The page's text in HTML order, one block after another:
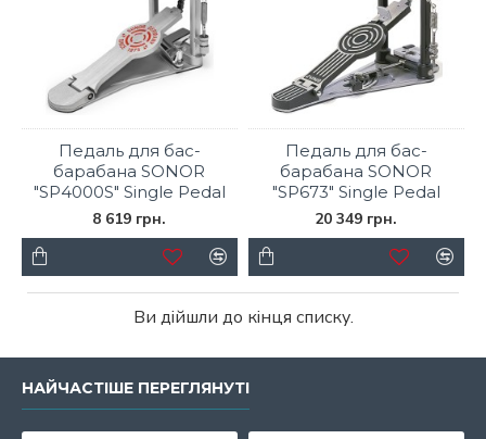
Педаль для бас-
барабана SONOR
"SP4000S" Single Pedal
8 619 грн.
Педаль для бас-
барабана SONOR
"SP673" Single Pedal
20 349 грн.
Ви дійшли до кінця списку.
НАЙЧАСТІШЕ ПЕРЕГЛЯНУТІ